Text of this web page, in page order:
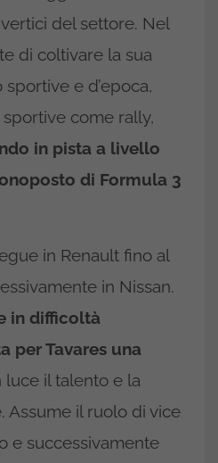
del settore. Nel
di coltivare la sua
e d’epoca,
come rally,
in pista a livello
di Formula 3
in Renault fino al
in Nissan.
in difficoltà
per Tavares una
luce il talento e la
Assume il ruolo di vice
e successivamente